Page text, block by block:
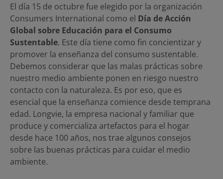
El día 15 de octubre fue elegido por la organización
Consumers International como el Día de Acción
Global sobre Educación para el Consumo
Sustentable. Este día tiene como fin concientizar y
promover la enseñanza del consumo sustentable.
Debemos considerar que las malas prácticas sobre
nuestro medio ambiente ponen en riesgo nuestro
contacto con la naturaleza. Es por eso, que es
esencial que la enseñanza comience desde temprana
edad. Longvie, la empresa nacional y familiar que
produce y comercializa artefactos para el hogar
desde hace 100 años, nos trae algunos consejos
sobre las buenas prácticas para cuidar el medio
ambiente.